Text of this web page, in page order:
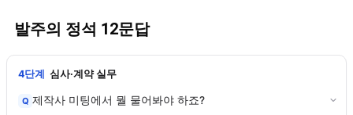
발주의 정석 12문답
4단계 심사·계약 실무
Q 제작사 미팅에서 뭘 물어봐야 하죠?